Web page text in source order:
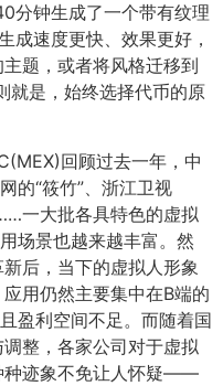
分钟生成了一个带有纹理
成速度更快、效果更好，
题，或者将风格迁移到
就是，始终选择代币的原
回顾过去一年，中
的“筱竹”、浙江卫视
一大批各具特色的虚拟
场景也越来越丰富。然
后，当下的虚拟人形象
用仍然主要集中在B端的
盈利空间不足。而随着国
整，各家公司对于虚拟
种迹象不免让人怀疑——